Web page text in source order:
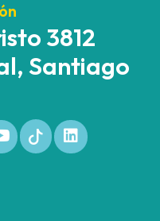
3812
Santiago